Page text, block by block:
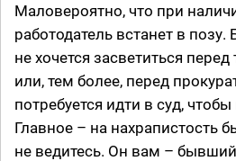
Маловероятно, что при
работодатель встанет в
не хочется засветиться
или, тем более, перед
потребуется идти в суд,
Главное – на нахрапистость
не ведитесь. Он вам –